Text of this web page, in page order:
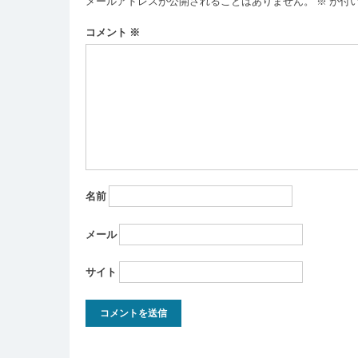
ー
シ
コメント ※
名前
メール
サイト